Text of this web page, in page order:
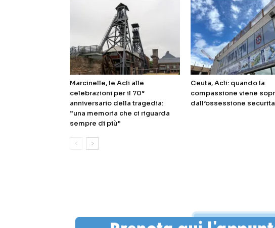
Marcinelle, le Acli alle
celebrazioni per il 70°
anniversario della tragedia:
“una memoria che ci riguarda
sempre di più”
Ceuta, Acli: quando la
compassione viene
dall’ossessione